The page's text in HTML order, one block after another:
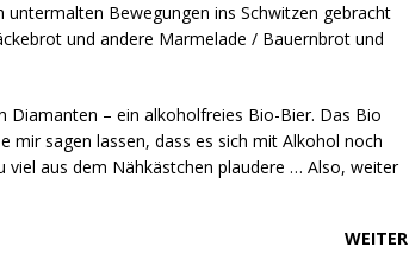
Bewegungen ins Schwitzen gebracht
und andere Marmelade / Bauernbrot und
Diamanten – ein alkoholfreies Bio-Bier. Das Bio
mir sagen lassen, dass es sich mit Alkohol noch
viel aus dem Nähkästchen plaudere … Also, weiter
WEITER